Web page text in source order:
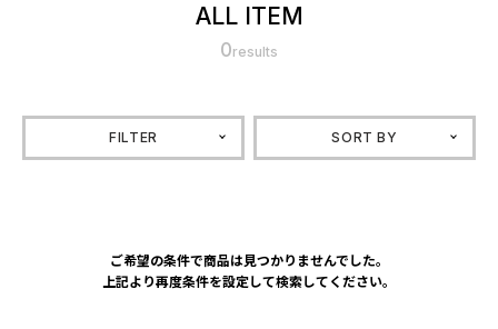
ALL ITEM
0results
FILTER SORT BY
ご希望の条件で商品は見つかりませんでした。
上記より再度条件を設定して検索してください。